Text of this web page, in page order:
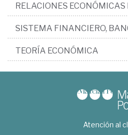
RELACIONES
SISTEMA FINANCIERO,
TEORÍA ECONÓMICA
Atención al